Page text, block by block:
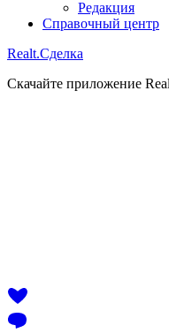
Редакция
Справочный центр
Realt.Сделка
Скачайте приложение